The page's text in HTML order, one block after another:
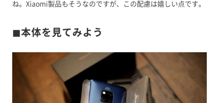
ね。Xiaomi製品もそうなのですが、この配慮は嬉しい点です。
◼︎本体を見てみよう